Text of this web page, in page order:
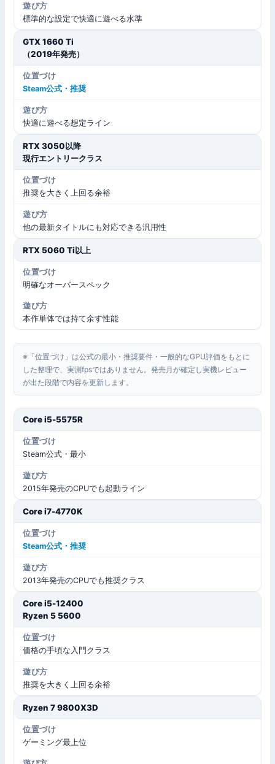
標準的な設定で快適に遊べる水準
GTX 1660 Ti
（2019年発売）
Steam公式・推奨
快適に遊べる想定ライン
RTX 3050以降
現行エントリークラス
推奨を大きく上回る余裕
他の最新タイトルにも対応できる汎用性
RTX 5060 Ti以上
明確なオーバースペック
本作単体では持て余す性能
※「位置づけ」は公式の最小・推奨要件・一般的なGPU評価をもとに
した整理で、実測fpsではありません。発売月が確定し実機レビュー
が出た段階で内容を更新します。
Core i5-5575R
Steam公式・最小
2015年発売のCPUでも起動ライン
Core i7-4770K
Steam公式・推奨
2013年発売のCPUでも推奨クラス
Core i5-12400
Ryzen 5 5600
価格の手頃な入門クラス
推奨を大きく上回る余裕
Ryzen 7 9800X3D
ゲーミング最上位